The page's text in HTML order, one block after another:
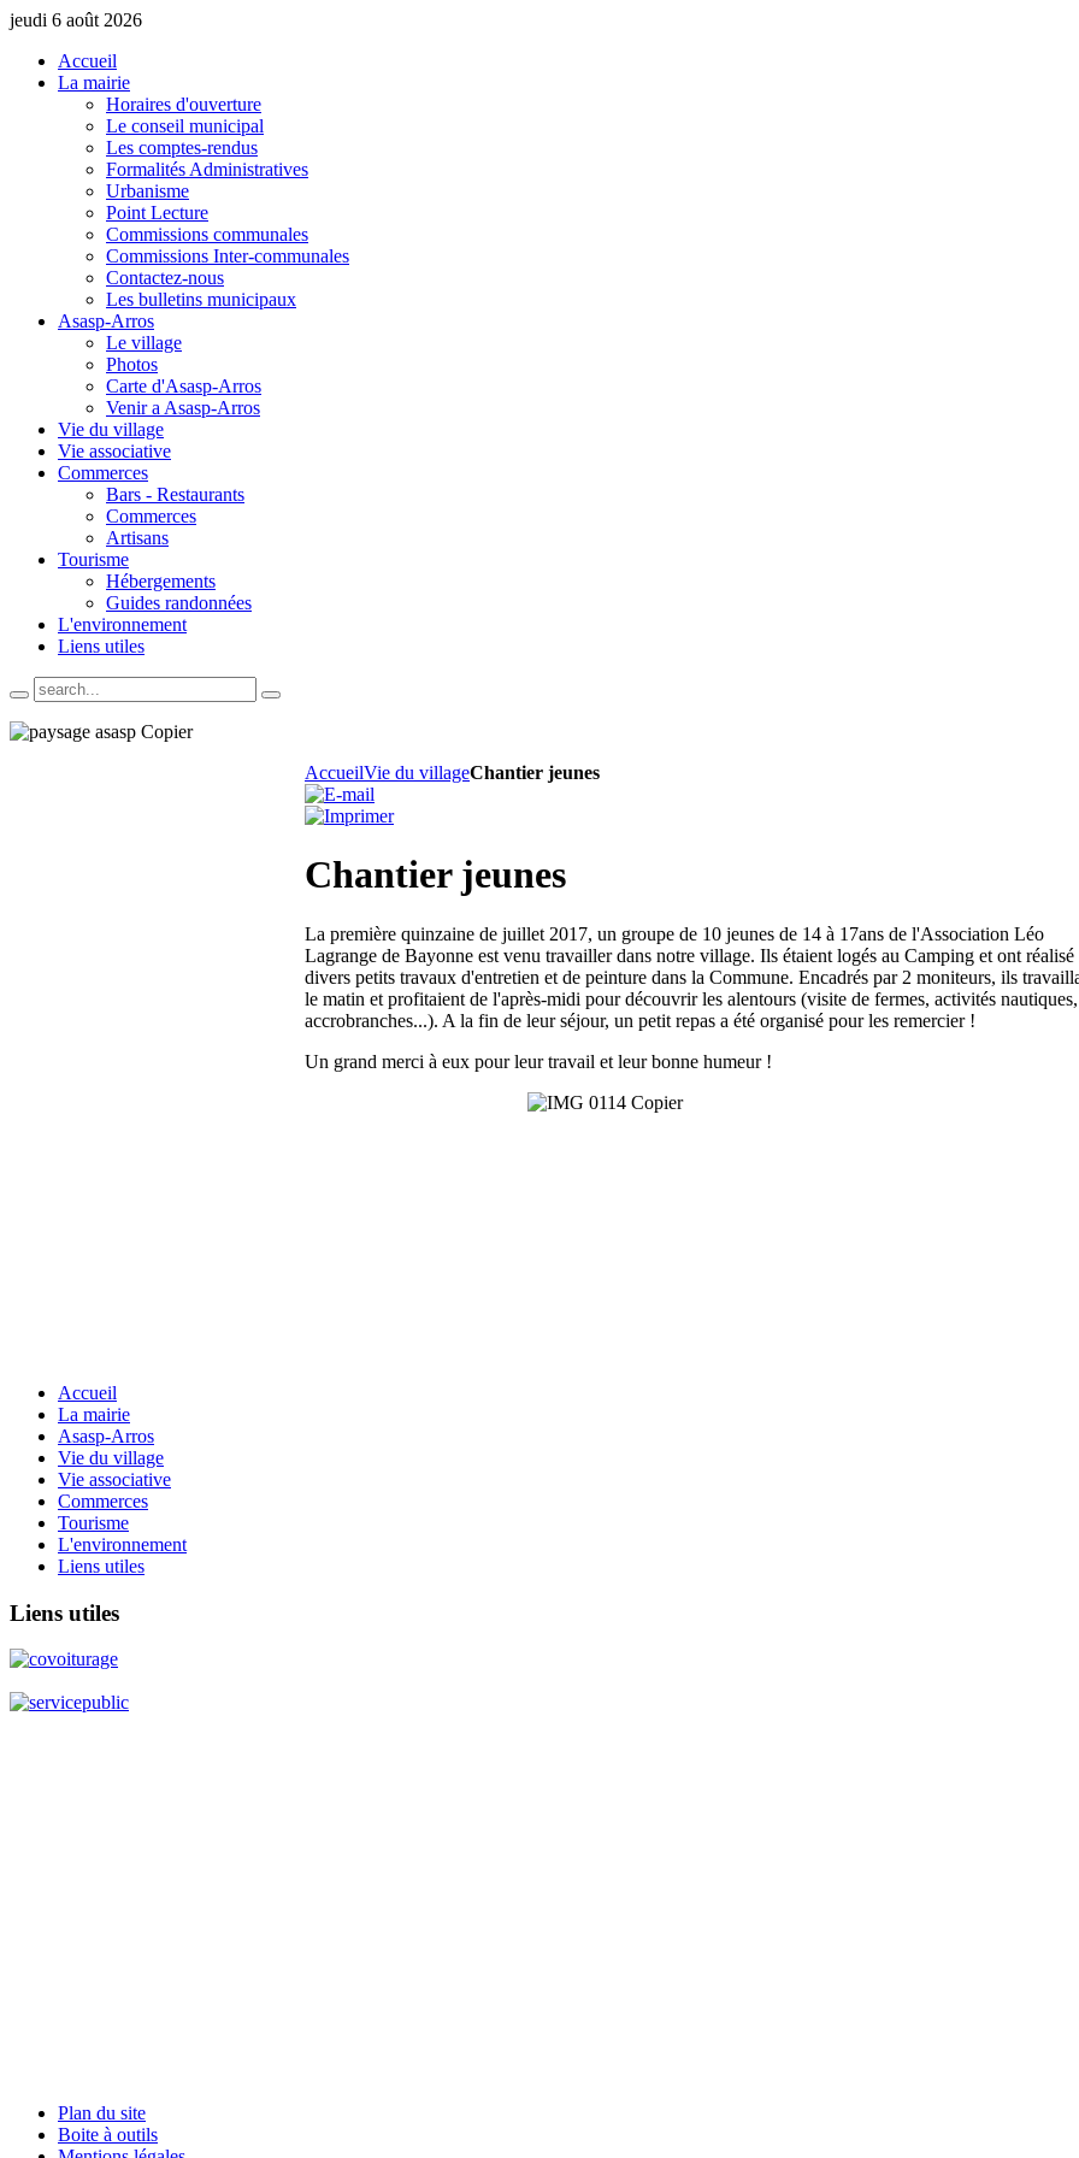
jeudi 6 août 2026
Accueil
La mairie
Horaires d'ouverture
Le conseil municipal
Les comptes-rendus
Formalités Administratives
Urbanisme
Point Lecture
Commissions communales
Commissions Inter-communales
Contactez-nous
Les bulletins municipaux
Asasp-Arros
Le village
Photos
Carte d'Asasp-Arros
Venir a Asasp-Arros
Vie du village
Vie associative
Commerces
Bars - Restaurants
Commerces
Artisans
Tourisme
Hébergements
Guides randonnées
L'environnement
Liens utiles
AccueilVie du villageChantier jeunes
Chantier jeunes
La première quinzaine de juillet 2017, un groupe de 10 jeunes de 14 à 17ans de l'Association Léo
Lagrange de Bayonne est venu travailler dans notre village. Ils étaient logés au Camping et ont réalisé
divers petits travaux d'entretien et de peinture dans la Commune. Encadrés par 2 moniteurs, ils
le matin et profitaient de l'après-midi pour découvrir les alentours (visite de fermes, activités nautiques,
accrobranches...). A la fin de leur séjour, un petit repas a été organisé pour les remercier !
Un grand merci à eux pour leur travail et leur bonne humeur !
Accueil
La mairie
Asasp-Arros
Vie du village
Vie associative
Commerces
Tourisme
L'environnement
Liens utiles
Liens utiles
Plan du site
Boite à outils